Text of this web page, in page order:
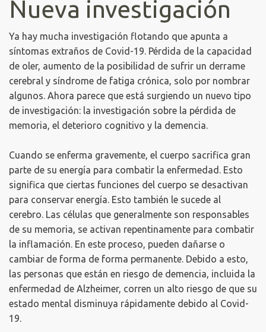
Nueva investigación
Ya hay mucha investigación flotando que apunta a
síntomas extraños de Covid-19. Pérdida de la capacidad
de oler, aumento de la posibilidad de sufrir un derrame
cerebral y síndrome de fatiga crónica, solo por nombrar
algunos. Ahora parece que está surgiendo un nuevo tipo
de investigación: la investigación sobre la pérdida de
memoria, el deterioro cognitivo y la demencia.
Cuando se enferma gravemente, el cuerpo sacrifica gran
parte de su energía para combatir la enfermedad. Esto
significa que ciertas funciones del cuerpo se desactivan
para conservar energía. Esto también le sucede al
cerebro. Las células que generalmente son responsables
de su memoria, se activan repentinamente para combatir
la inflamación. En este proceso, pueden dañarse o
cambiar de forma de forma permanente. Debido a esto,
las personas que están en riesgo de demencia, incluida la
enfermedad de Alzheimer, corren un alto riesgo de que su
estado mental disminuya rápidamente debido al Covid-
19.